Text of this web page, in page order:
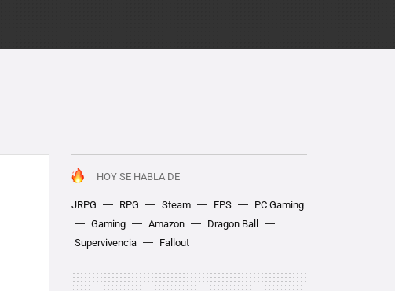
HOY SE HABLA DE
JRPG RPG Steam FPS
PC Gaming
Gaming
Amazon
Dragon Ball
Supervivencia
Fallout